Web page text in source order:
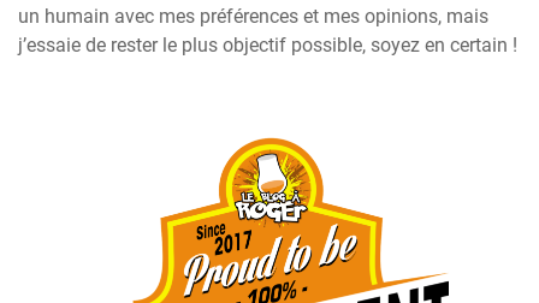
un humain avec mes préférences et mes opinions, mais
j’essaie de rester le plus objectif possible, soyez en certain !